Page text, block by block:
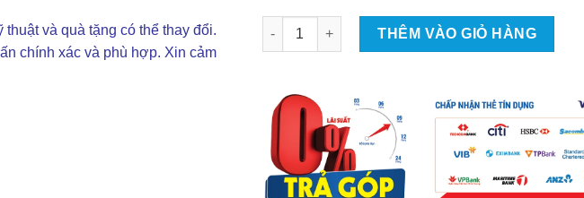
và quà tặng có thể thay đổi.
chính xác và phù hợp. Xin cảm
Body Kit Cho Xe Mazda 2 Mẫu MATRIX số lượng
THÊM VÀO GIỎ HÀNG